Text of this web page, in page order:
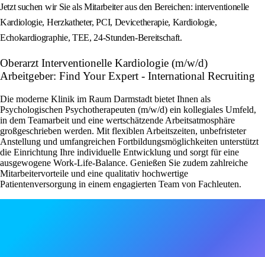
Jetzt suchen wir Sie als Mitarbeiter aus den Bereichen: interventionelle
Kardiologie, Herzkatheter, PCI, Devicetherapie, Kardiologie,
Echokardiographie, TEE, 24-Stunden-Bereitschaft.
Oberarzt Interventionelle Kardiologie (m/w/d)
Arbeitgeber: Find Your Expert - International Recruiting
Die moderne Klinik im Raum Darmstadt bietet Ihnen als
Psychologischen Psychotherapeuten (m/w/d) ein kollegiales Umfeld,
in dem Teamarbeit und eine wertschätzende Arbeitsatmosphäre
großgeschrieben werden. Mit flexiblen Arbeitszeiten, unbefristeter
Anstellung und umfangreichen Fortbildungsmöglichkeiten unterstützt
die Einrichtung Ihre individuelle Entwicklung und sorgt für eine
ausgewogene Work-Life-Balance. Genießen Sie zudem zahlreiche
Mitarbeitervorteile und eine qualitativ hochwertige
Patientenversorgung in einem engagierten Team von Fachleuten.